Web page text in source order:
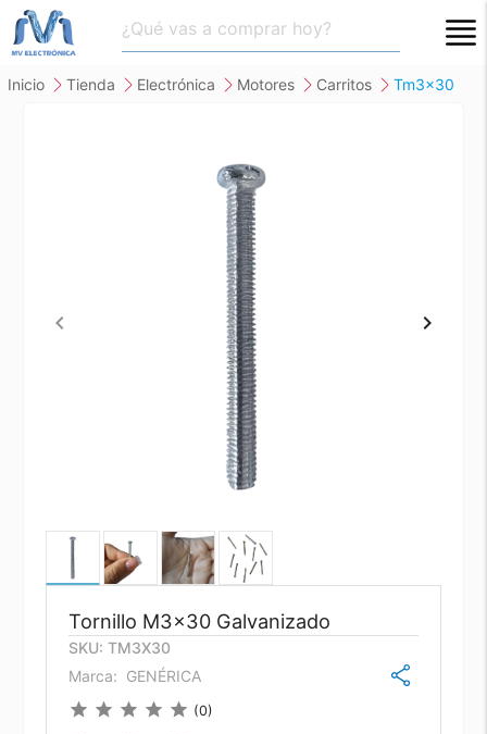
inicio tienda electrónica motores carritos tm3x30
Tornillo M3x30 Galvanizado
SKU: TM3X30
Marca: GENÉRICA
star star star star star (0)